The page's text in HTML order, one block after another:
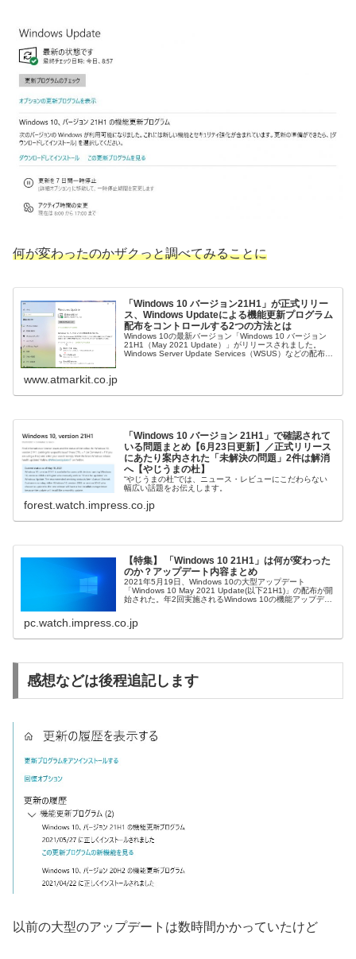
何が変わったのかザクっと調べてみることに
「Windows 10 バージョン21H1」が正式リリー
ス、Windows Updateによる機能更新プログラム
配布をコントロールする2つの方法とは
Windows 10の最新バージョン「Windows 10 バージョン
21H1（May 2021 Update）」がリリースされました。
Windows Server Update Services（WSUS）などの配布管
www.atmarkit.co.jp
「Windows 10 バージョン 21H1」で確認されて
いる問題まとめ【6月23日更新】／正式リリース
にあたり案内された「未解決の問題」2件は解消
へ【やじうまの杜】
“やじうまの杜”では、ニュース・レビューにこだわらない
幅広い話題をお伝えします。
forest.watch.impress.co.jp
【特集】 「Windows 10 21H1」は何が変わった
のか？アップデート内容まとめ
2021年5月19日、Windows 10の大型アップデート
「Windows 10 May 2021 Update(以下21H1)」の配布が開
始された。年2回実施されるWindows 10の機能アップデー
pc.watch.impress.co.jp
感想などは後程追記します
以前の大型のアップデートは数時間かかっていたけど